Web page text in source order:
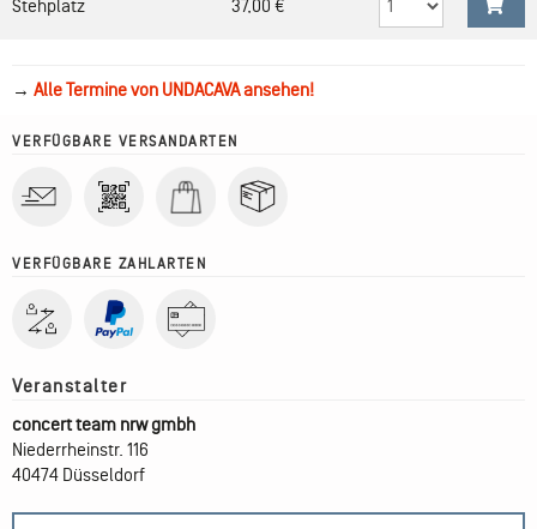
Stehplatz 37,00 €
→ Alle Termine von UNDACAVA ansehen!
VERFÜGBARE VERSANDARTEN
VERFÜGBARE ZAHLARTEN
concert team nrw gmbh
Niederrheinstr. 116
40474 Düsseldorf